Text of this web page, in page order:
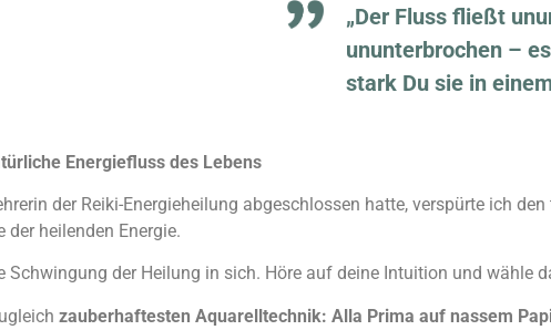
„Der Fluss fließt
ununterbrochen –
stark Du sie in
Energiefluss des Lebens
der Reiki-Energieheilung abgeschlossen hatte, verspürte ich
der heilenden Energie.
Schwingung der Heilung in sich. Höre auf deine Intuition und wähle
zauberhaftesten Aquarelltechnik: Alla Prima auf nassem